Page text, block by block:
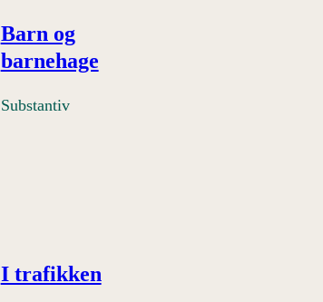
Barn og
barnehage
Substantiv
I trafikken